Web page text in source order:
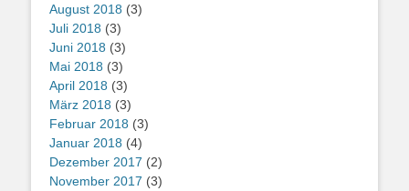
August 2018 (3)
Juli 2018 (3)
Juni 2018 (3)
Mai 2018 (3)
April 2018 (3)
März 2018 (3)
Februar 2018 (3)
Januar 2018 (4)
Dezember 2017 (2)
November 2017 (3)